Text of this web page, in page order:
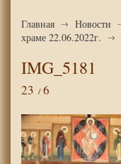
Главная Новости
храме 22.06.2022г.
IMG_5181
23 6